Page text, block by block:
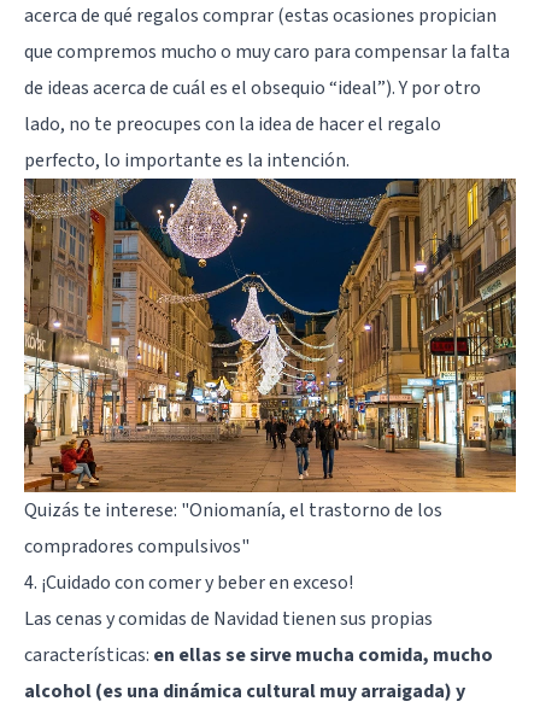
acerca de qué regalos comprar (estas ocasiones propician
que compremos mucho o muy caro para compensar la falta
de ideas acerca de cuál es el obsequio “ideal”). Y por otro
lado, no te preocupes con la idea de hacer el regalo
perfecto, lo importante es la intención.
Quizás te interese: "Oniomanía, el trastorno de los
compradores compulsivos"
4. ¡Cuidado con comer y beber en exceso!
Las cenas y comidas de Navidad tienen sus propias
características: en ellas se sirve mucha comida, mucho
alcohol (es una dinámica cultural muy arraigada) y